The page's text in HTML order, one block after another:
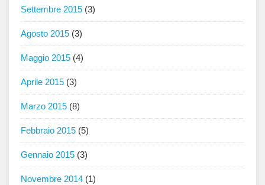
Settembre 2015 (3)
Agosto 2015 (3)
Maggio 2015 (4)
Aprile 2015 (3)
Marzo 2015 (8)
Febbraio 2015 (5)
Gennaio 2015 (3)
Novembre 2014 (1)